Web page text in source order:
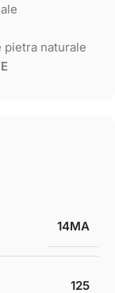
naturale
14MA
125